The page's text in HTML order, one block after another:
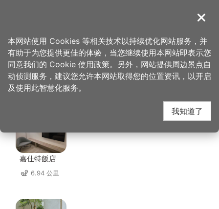
導覽
首页 > 想去的地方 > 养乐多工厂
养乐多工厂 周边住宿
嘉仕特飯店
6.94 公里
关闭
本网站使用 Cookies 等相关技术以持续优化网站服务，并
有助于为您提供更佳的体验，当您继续使用本网站即表示您
同意我们的 Cookie 使用政策。另外，网站提供周边景点自
动侦测服务，建议您允许本网站取得您的位置资讯，以开启
及使用此智慧化服务。
我知道了